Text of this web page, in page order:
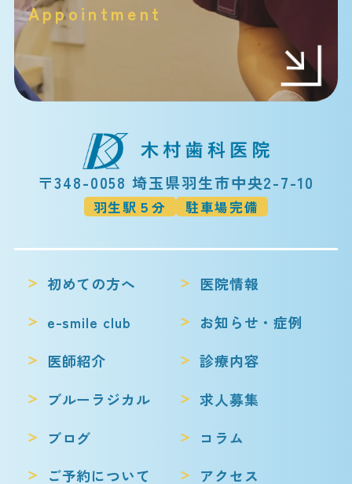
Appointment
〒348-0058 埼玉県羽生市中央2-7-10
羽生駅５分 駐車場完備
初めての方へ
医院情報
e-smile club
お知らせ・症例
医師紹介
診療内容
ブルーラジカル
求人募集
ブログ
コラム
ご予約について
アクセス